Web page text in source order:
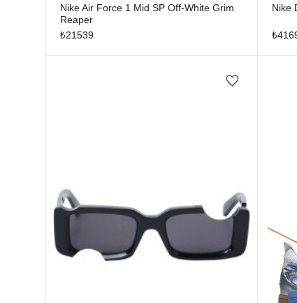
Nike Air Force 1 Mid SP Off-White Grim
Reaper
₺21539
Nike
₺
Favorilere ekle/çıkar
Stokta yok